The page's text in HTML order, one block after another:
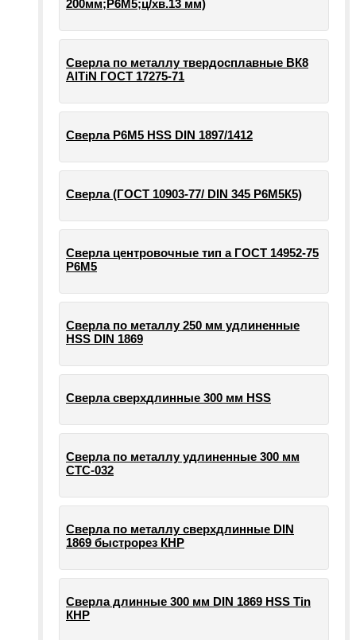
200мм;Р6М5;ц/хв.13 мм)
Сверла по металлу твердосплавные ВК8
AlTiN ГОСТ 17275-71
Сверла Р6М5 HSS DIN 1897/1412
Сверла (ГОСТ 10903-77/ DIN 345 Р6М5К5)
Сверла центровочные тип а ГОСТ 14952-75
Р6М5
Сверла по металлу 250 мм удлиненные
HSS DIN 1869
Сверла сверхдлинные 300 мм HSS
Сверла по металлу удлиненные 300 мм
СТС-032
Сверла по металлу сверхдлинные DIN
1869 быстрорез КНР
Сверла длинные 300 мм DIN 1869 HSS Tin
КНР